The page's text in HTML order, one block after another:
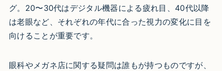
グ。20〜30代はデジタル機器による疲れ目、40代以降
は老眼など、それぞれの年代に合った視力の変化に目を
向けることが重要です。
眼科やメガネ店に関する疑問は誰もが持つものですが、